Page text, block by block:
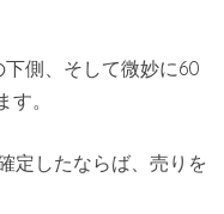
側、そして微妙に60
。
定したならば、売りを